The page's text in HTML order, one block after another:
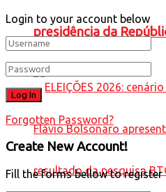
presidência da
Login to your account below
Forgotten Password?
Create New Account!
Fill the forms bellow to register